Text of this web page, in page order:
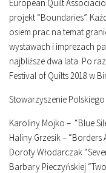
European Quilt
projekt “Boundaries”.
osiem prac na temat
wystawach i imprezach
najbliższe dwa lata. Po
Festival of Quilts 2018 w
Stowarzyszenie
Karoliny Mojko – “Blue
Haliny Grzesik – “Borders
Doroty Włodarczak
Barbary Pieczyńskiej